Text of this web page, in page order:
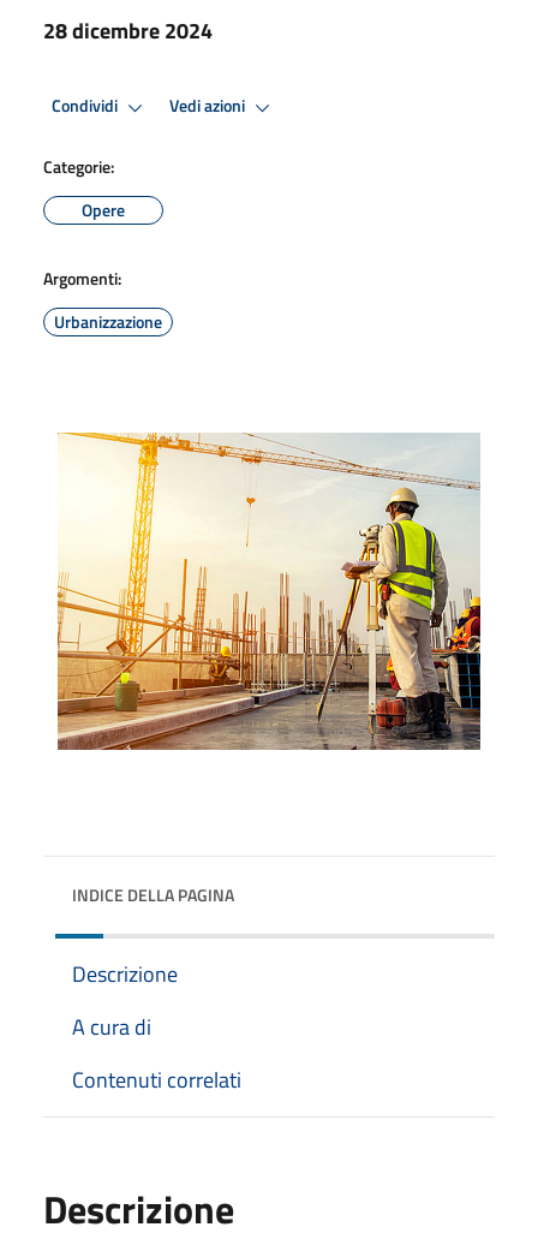
28 dicembre 2024
Condividi Vedi azioni
Categorie:
Opere
Argomenti:
Urbanizzazione
INDICE DELLA PAGINA
Descrizione
A cura di
Contenuti correlati
Descrizione